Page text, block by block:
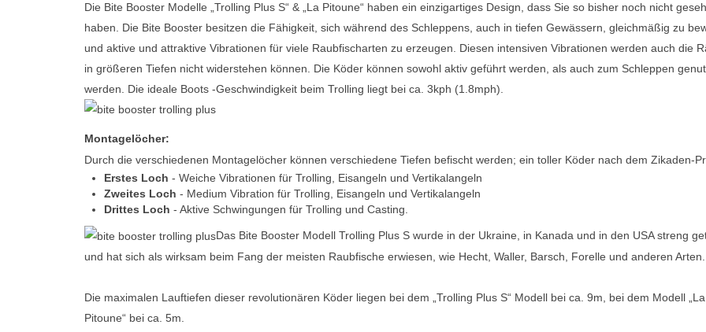
Die Bite Booster Modelle „Trolling Plus S“ & „La Pitoune“ haben ein einzigartiges Design, dass Sie so bisher noch nicht
haben. Die Bite Booster besitzen die Fähigkeit, sich während des Schleppens, auch in tiefen Gewässern, gleichmäßig zu
und aktive und attraktive Vibrationen für viele Raubfischarten zu erzeugen. Diesen intensiven Vibrationen werden auch die
in größeren Tiefen nicht widerstehen können. Die Köder können sowohl aktiv geführt werden, als auch zum Schleppen
werden. Die ideale Boots -Geschwindigkeit beim Trolling liegt bei ca. 3kph (1.8mph).
Montagelöcher:
Durch die verschiedenen Montagelöcher können verschiedene Tiefen befischt werden; ein toller Köder nach dem Zikaden-
Erstes Loch - Weiche Vibrationen für Trolling, Eisangeln und Vertikalangeln
Zweites Loch - Medium Vibration für Trolling, Eisangeln und Vertikalangeln
Drittes Loch - Aktive Schwingungen für Trolling und Casting.
Das Bite Booster Modell Trolling Plus S wurde in der Ukraine, in Kanada und in den USA streng
und hat sich als wirksam beim Fang der meisten Raubfische erwiesen, wie Hecht, Waller, Barsch, Forelle und anderen Arten.
Die maximalen Lauftiefen dieser revolutionären Köder liegen bei dem „Trolling Plus S“ Modell bei ca. 9m, bei dem Modell „La
Pitoune“ bei ca. 5m.